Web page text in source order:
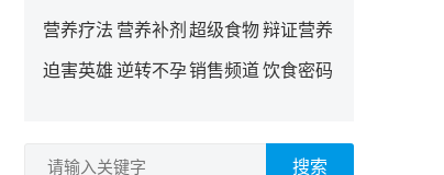
营养疗法 营养补剂 超级食物辩证营养
迫害英雄 逆转不孕销售频道饮食密码
搜索